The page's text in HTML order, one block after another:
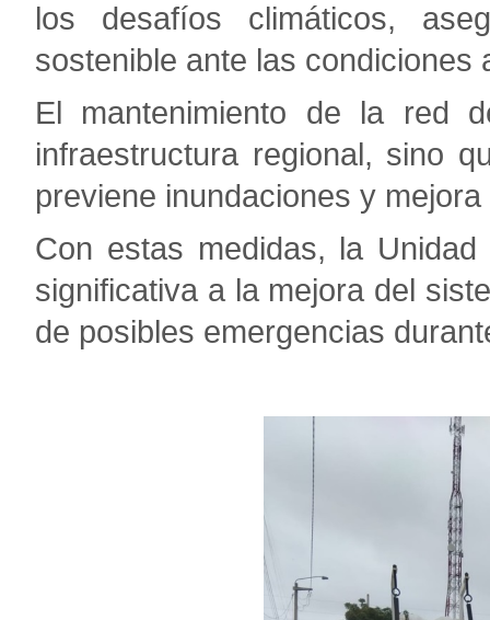
los desafíos climáticos,
sostenible ante las condiciones
El mantenimiento de la red
infraestructura regional, sino
previene inundaciones y
Con estas medidas, la
significativa a la mejora del
de posibles emergencias